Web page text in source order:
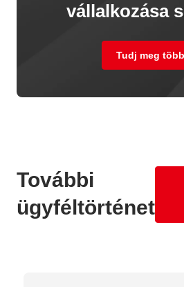
vállalkozása
Tudj meg
További
ügyféltörténetek